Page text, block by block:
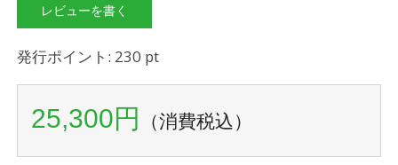
レビューを書く
発行ポイント: 230 pt
25,300円 （消費税込）